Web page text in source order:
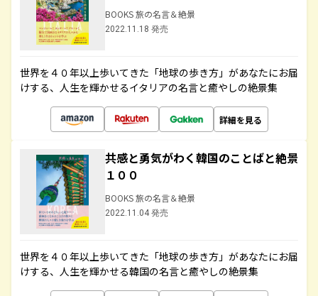
BOOKS 旅の名言＆絶景
2022.11.18 発売
世界を４０年以上歩いてきた「地球の歩き方」があなたにお届
けする、人生を輝かせるイタリアの名言と癒やしの絶景集
詳細を見る
共感と勇気がわく韓国のことばと絶景
１００
BOOKS 旅の名言＆絶景
2022.11.04 発売
世界を４０年以上歩いてきた「地球の歩き方」があなたにお届
けする、人生を輝かせる韓国の名言と癒やしの絶景集